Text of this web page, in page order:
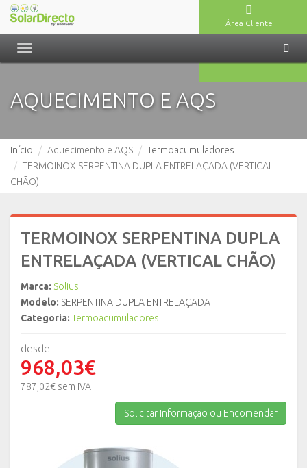
Área Cliente
Toggle
navigation
AQUECIMENTO E AQS
Início Aquecimento e AQS
Termoacumuladores
TERMOINOX SERPENTINA DUPLA ENTRELAÇADA (VERTICAL
CHÃO)
TERMOINOX SERPENTINA DUPLA
ENTRELAÇADA (VERTICAL CHÃO)
Marca: Solius
Modelo: SERPENTINA DUPLA ENTRELAÇADA
Categoria: Termoacumuladores
desde
968,03€
787,02€ sem IVA
Solicitar Informação ou Encomendar